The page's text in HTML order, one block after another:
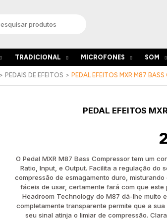
TRADICIONAL MICROFONES SOM
PEDAIS DE EFEITOS PEDAL EFEITOS MXR M87
PEDAL EFEITOS
O Pedal MXR M87 Bass Compressor tem um
Ratio, Input, e Output. Facilita a regulação do
compressão de esmagamento duro,
fáceis de usar, certamente fará com que
Headroom Technology do M87 dá-lhe muito
completamente transparente permite que a
seu sinal atinja o limiar de compressão.
de
Bass
Compressor